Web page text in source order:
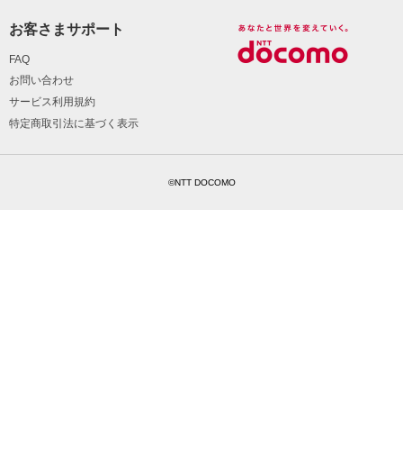
お客さまサポート
FAQ
お問い合わせ
サービス利用規約
特定商取引法に基づく表示
©NTT DOCOMO